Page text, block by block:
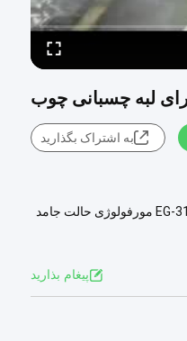
به اشتراک بگذارید
مقاومت خوب در برابر گرما چسب ذوب گرم برای چسب بندی لبه چوب مشخصات محصول ویژگی ارزش شماره مدل EG-311.4 مورفولوژی حالت جامد
پيغام بذاريد